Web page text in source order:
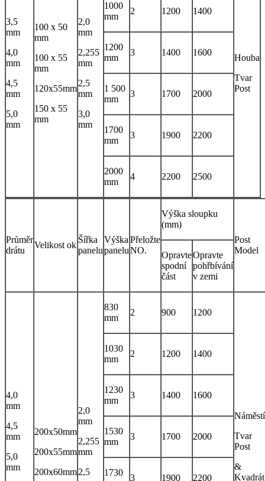
3,5
mm
4,0
mm
4,5
mm
5,0
mm
100 x 50
mm
100 x 55
mm
120x55mm
150 x 55
mm
2,0
mm
2,255
mm
2,5
mm
3,0
mm
Houba
Tvar
Post
1000
mm
2 1200 1400
1200
mm
3 1400 1600
1 500
mm
3 1700 2000
1700
mm
3 1900 2200
2000
mm
4 2200 2500
Průměr
drátu
Velikost ok
Šířka
panelu
Výška
panelu
Přeložte
NO.
Výška sloupku
(mm)
Post
Model
Opravte
spodní
část
Opravte
pohřbívání
v zemi
4,0
mm
4,5
mm
5,0
mm
200x50mm
200x55mm
200x60mm
2,0
mm
2,255
mm
2,5
830
mm
2 900 1200
Náměstí
Tvar
Post
&
Kvadrát
1030
mm
2 1200 1400
1230
mm
3 1400 1600
1530
mm
3 1700 2000
1730
3 1900 2200